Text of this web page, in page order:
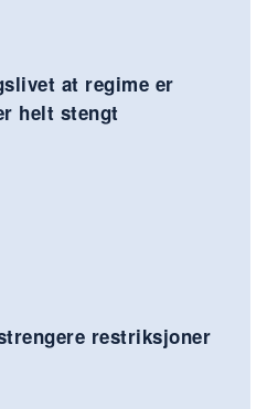
at regime er
helt stengt
restriksjoner